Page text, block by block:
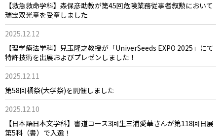
【救急救命学科】森保彦助教が第45回危険業務従事者叙勲において
瑞宝双光章を受章しました
2025.12.12
【理学療法学科】兒玉隆之教授が「UniverSeeds EXPO 2025」にて
特許技術を出展およびプレゼンしました！
2025.12.11
第58回橘祭(大学祭)を開催しました
2025.12.10
【日本語日本文学科】書道コース3回生三浦愛華さんが第118回日展
第5科（書）で入選！